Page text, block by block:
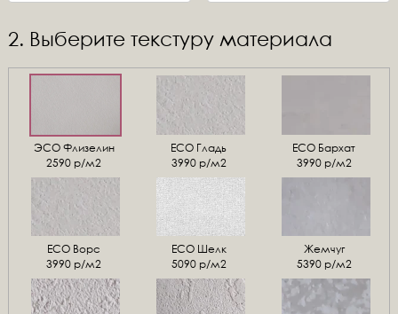
2. Выберите текстуру материала
ЭСО Флизелин
2590 р/м2
ЕСО Гладь
3990 р/м2
ECO Бархат
3990 р/м2
ЕСО Ворс
3990 р/м2
ЕСО Шелк
5090 р/м2
Жемчуг
5390 р/м2